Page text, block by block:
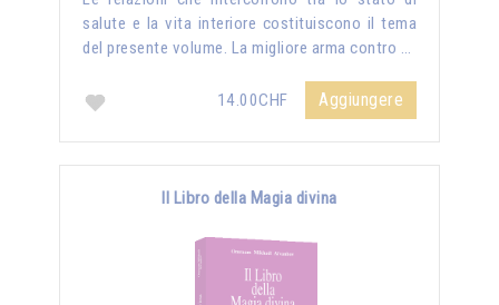
salute e la vita interiore costituiscono il tema
del presente volume. La migliore arma contro …
14.00CHF Aggiungere
Il Libro della Magia divina